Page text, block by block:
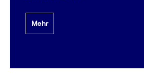
Mehr
Domain